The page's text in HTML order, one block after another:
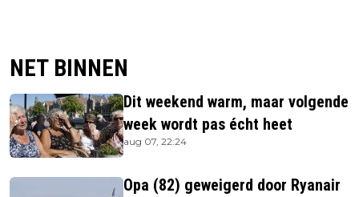
NET BINNEN
Dit weekend warm, maar volgende
week wordt pas écht heet
aug 07, 22:24
Opa (82) geweigerd door Ryanair